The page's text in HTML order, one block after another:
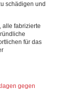
schädigen und
alle fabrizierte
für das
gegen